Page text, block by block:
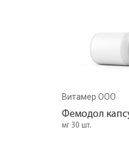
Витамер ООО
Фемодол
мг 30 шт.